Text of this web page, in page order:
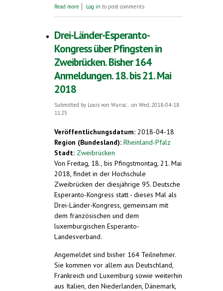
Read more about Musik und Diskussionen in Esperanto.
Log in to post comments
Drei-Länder-Esperanto-
Kongress über Pfingsten in
Zweibrücken. Bisher 164
Anmeldungen. 18. bis 21. Mai
2018
Submitted by Louis von Wunsc...
on Wed, 2018-04-18
11:25
Veröffentlichungsdatum: 2018-04-18
Region (Bundesland): Rheinland-Pfalz
Stadt: Zweibrücken
Von Freitag, 18., bis Pfingstmontag, 21. Mai
2018, findet in der Hochschule
Zweibrücken der diesjährige 95. Deutsche
Esperanto-Kongress statt - dieses Mal als
Drei-Länder-Kongress, gemeinsam mit
dem französischen und dem
luxemburgischen Esperanto-
Landesverband.
Angemeldet sind bisher 164 Teilnehmer.
Sie kommen vor allem aus Deutschland,
Frankreich und Luxemburg sowie weiterhin
aus Italien, den Niederlanden, Dänemark,